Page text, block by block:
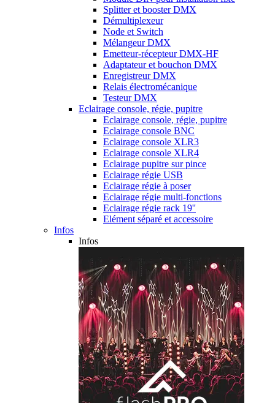
Splitter et booster DMX
Démultiplexeur
Node et Switch
Mélangeur DMX
Emetteur-récepteur DMX-HF
Adaptateur et bouchon DMX
Enregistreur DMX
Relais électromécanique
Testeur DMX
Eclairage console, régie, pupitre
Eclairage console, régie, pupitre
Eclairage console BNC
Eclairage console XLR3
Eclairage console XLR4
Eclairage pupitre sur pince
Eclairage régie USB
Eclairage régie à poser
Eclairage régie multi-fonctions
Eclairage régie rack 19''
Elément séparé et accessoire
Infos
Infos